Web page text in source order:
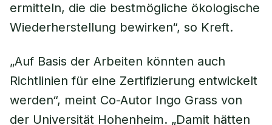
ermitteln, die die bestmögliche ökologische
Wiederherstellung bewirken“, so Kreft.
„Auf Basis der Arbeiten könnten auch
Richtlinien für eine Zertifizierung entwickelt
werden“, meint Co-Autor Ingo Grass von
der Universität Hohenheim. „Damit hätten